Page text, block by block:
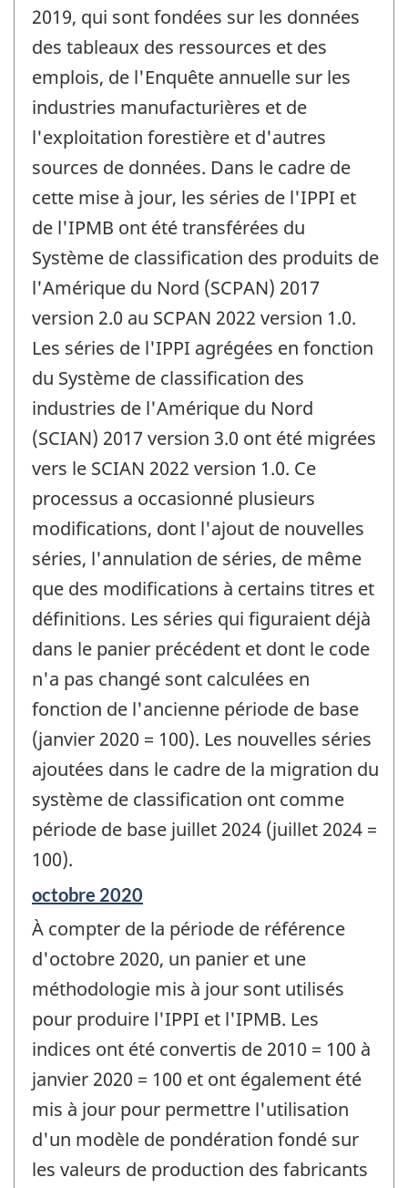
2019, qui sont fondées sur les données
des tableaux des ressources et des
emplois, de l'Enquête annuelle sur les
industries manufacturières et de
l'exploitation forestière et d'autres
sources de données. Dans le cadre de
cette mise à jour, les séries de l'IPPI et
de l'IPMB ont été transférées du
Système de classification des produits de
l'Amérique du Nord (SCPAN) 2017
version 2.0 au SCPAN 2022 version 1.0.
Les séries de l'IPPI agrégées en fonction
du Système de classification des
industries de l'Amérique du Nord
(SCIAN) 2017 version 3.0 ont été migrées
vers le SCIAN 2022 version 1.0. Ce
processus a occasionné plusieurs
modifications, dont l'ajout de nouvelles
séries, l'annulation de séries, de même
que des modifications à certains titres et
définitions. Les séries qui figuraient déjà
dans le panier précédent et dont le code
n'a pas changé sont calculées en
fonction de l'ancienne période de base
(janvier 2020 = 100). Les nouvelles séries
ajoutées dans le cadre de la migration du
système de classification ont comme
période de base juillet 2024 (juillet 2024 =
100).
Période
de
référence
de
-
octobre 2020
À compter de la période de référence
d'octobre 2020, un panier et une
méthodologie mis à jour sont utilisés
pour produire l'IPPI et l'IPMB. Les
indices ont été convertis de 2010 = 100 à
janvier 2020 = 100 et ont également été
mis à jour pour permettre l'utilisation
d'un modèle de pondération fondé sur
les valeurs de production des fabricants